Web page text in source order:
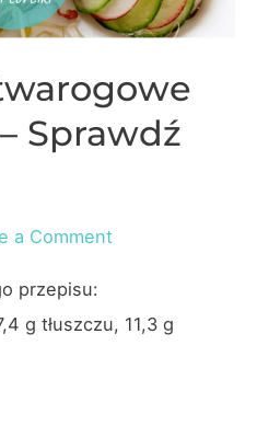
Sprawdź
a Comment
przepisu:
g tłuszczu, 11,3 g